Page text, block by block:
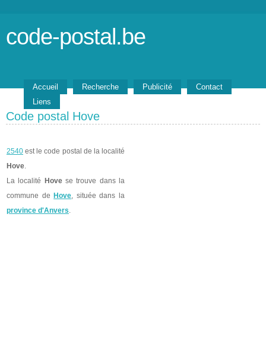
code-postal.be
Accueil Recherche Publicité
Contact
Liens
Code postal Hove
2540 est le code postal de la localité
Hove.
La localité
Hovese trouve dans la
commune de Hove, située dans la
province d'Anvers.